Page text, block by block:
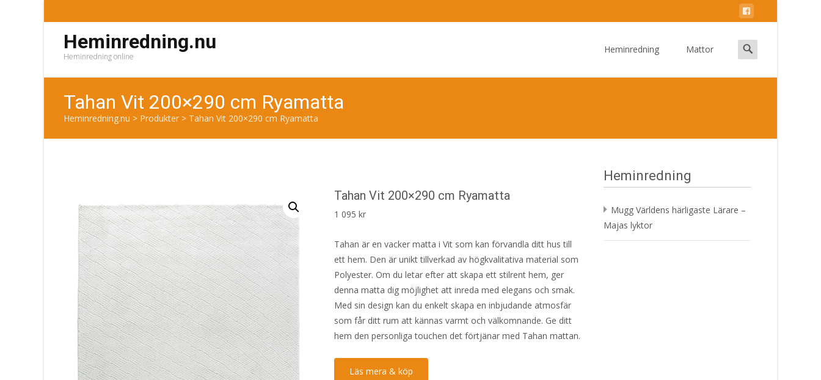
Heminredning.nu
Heminredning online
Heminredning Mattor
Search
for:
Tahan Vit 200×290 cm Ryamatta
Heminredning.nu > Produkter > Tahan Vit 200×290 cm Ryamatta
Tahan Vit 200×290 cm Ryamatta
1 095kr
Tahan är en vacker matta i Vit som kan förvandla ditt hus till
ett hem. Den är unikt tillverkad av högkvalitativa material som
Polyester. Om du letar efter att skapa ett stilrent hem, ger
denna matta dig möjlighet att inreda med elegans och smak.
Med sin design kan du enkelt skapa en inbjudande atmosfär
som får ditt rum att kännas varmt och välkomnande. Ge ditt
hem den personliga touchen det förtjänar med Tahan mattan.
Läs mera & köp
Heminredning
Mugg Världens härligaste Lärare –
Majas lyktor